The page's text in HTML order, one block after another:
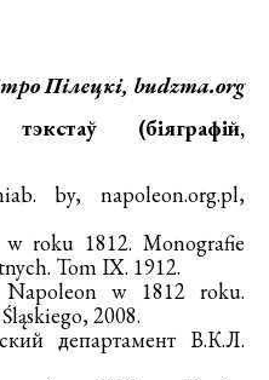
Пілецкі, budzma.org
(біяграфій,
by, napoleon.org.pl,
w roku 1812. Monografie
Tom IX. 1912.
w 1812 roku.
2008.
департамент В.К.Л.